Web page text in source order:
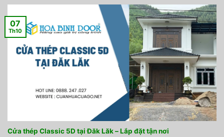
Cửa thép Classic 5D tại Đăk Lăk – Lắp đặt tận nơi
07
Th10